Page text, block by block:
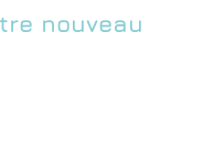
nouveau